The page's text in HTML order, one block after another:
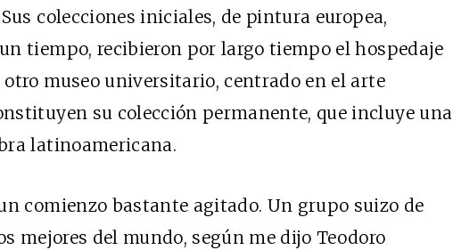
colecciones iniciales, de pintura europea,
tiempo, recibieron por largo tiempo el hospedaje
otro museo universitario, centrado en el arte
su colección permanente, que incluye una
latinoamericana.
comienzo bastante agitado. Un grupo suizo de
mejores del mundo, según me dijo Teodoro